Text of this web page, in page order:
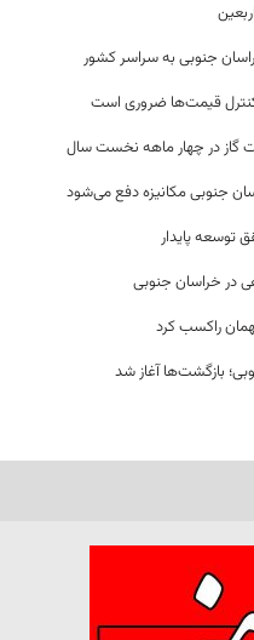
قیمت‌ها ضروری است
جنوبی مکانیزه دفع می‌شود
توسعه پایدار
در خراسان جنوبی
راکسب کرد